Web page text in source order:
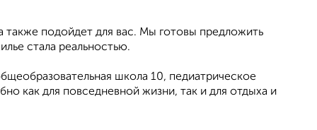
также подойдет для вас. Мы готовы предложить
стала реальностью.
школа 10, педиатрическое
как для повседневной жизни, так и для отдыха и